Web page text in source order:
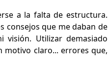
a la falta de estructura.
consejos que me daban de
visión. Utilizar demasiado
motivo claro... errores que,